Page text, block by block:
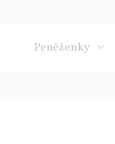
Peněženky